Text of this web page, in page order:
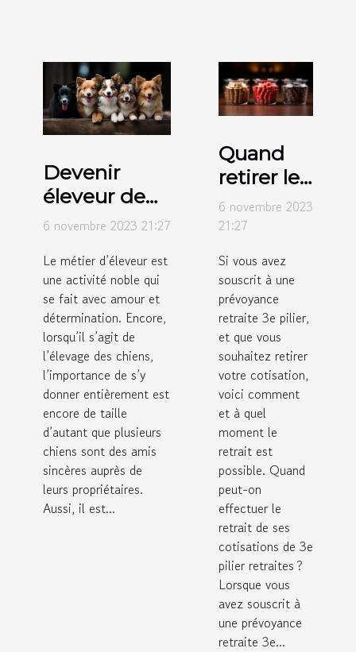
Devenir
éleveur de
chiens en
entrepreneur
: comment
s’y prendre ?
6 novembre 2023 21:27
Le métier d’éleveur est
une activité noble qui
se fait avec amour et
détermination. Encore,
lorsqu’il s’agit de
l’élevage des chiens,
l’importance de s’y
donner entièrement est
encore de taille
d’autant que plusieurs
chiens sont des amis
sincères auprès de
leurs propriétaires.
Aussi, il est...
Quand
retirer les
fonds
dans un
de trois
piliers ?
6 novembre 2023
21:27
Si vous avez
souscrit à une
prévoyance
retraite 3e pilier,
et que vous
souhaitez retirer
votre cotisation,
voici comment
et à quel
moment le
retrait est
possible. Quand
peut-on
effectuer le
retrait de ses
cotisations de 3e
pilier retraites ?
Lorsque vous
avez souscrit à
une prévoyance
retraite 3e...